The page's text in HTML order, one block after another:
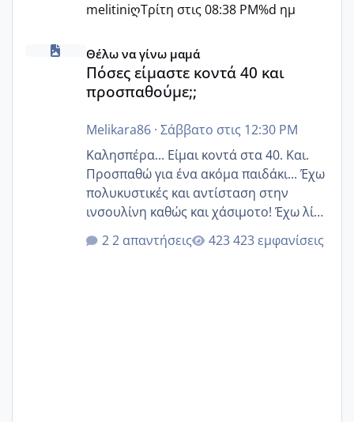
melitiniღΤρίτη στις 08:38 PM%d ημ
Πόσες είμαστε κοντά 40 και προσπαθούμε;;
Θέλω να γίνω μαμά
Πόσες είμαστε κοντά 40 και
προσπαθούμε;;
Melikara86· Σάββατο στις 12:30 PM
Καλησπέρα... Είμαι κοντά στα 40. Και.
Προσπαθώ για ένα ακόμα παιδάκι... Έχω
πολυκυστικές και αντίσταση στην
ινσουλίνη καθώς και χάσιμοτο! Έχω λίγα
κιλά παραπάνω και όσο κ αν προσπαθώ
δεν χάνω εύκολα! Προσπαθώ για ακόμη
2 απαντήσεις 423 εμφανίσεις